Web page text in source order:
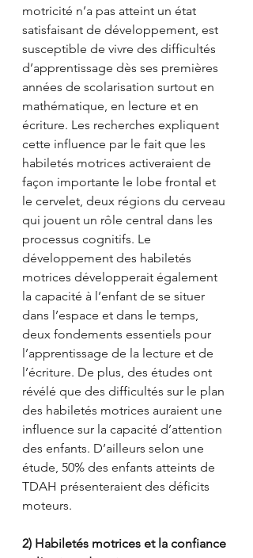
motricité n’a pas atteint un état
satisfaisant de développement, est
susceptible de vivre des difficultés
d’apprentissage dès ses premières
années de scolarisation surtout en
mathématique, en lecture et en
écriture. Les recherches expliquent
cette influence par le fait que les
habiletés motrices activeraient de
façon importante le lobe frontal et
le cervelet, deux régions du cerveau
qui jouent un rôle central dans les
processus cognitifs. Le
développement des habiletés
motrices développerait également
la capacité à l’enfant de se situer
dans l’espace et dans le temps,
deux fondements essentiels pour
l’apprentissage de la lecture et de
l’écriture. De plus, des études ont
révélé que des difficultés sur le plan
des habiletés motrices auraient une
influence sur la capacité d’attention
des enfants. D’ailleurs selon une
étude, 50% des enfants atteints de
TDAH présenteraient des déficits
moteurs.
2) Habiletés motrices et la confiance